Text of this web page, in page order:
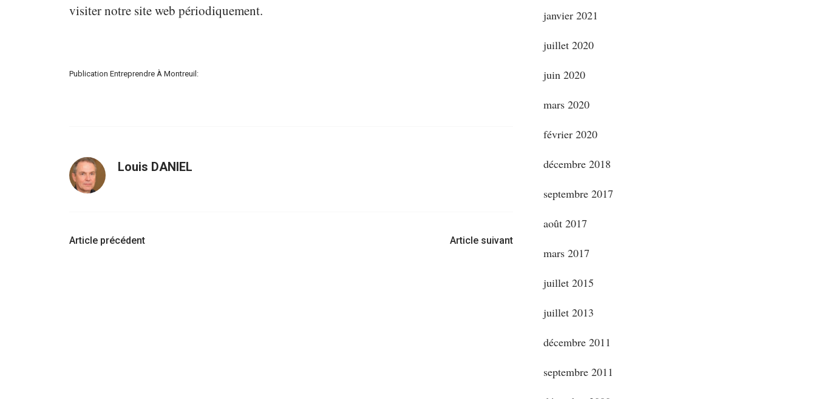
visiter notre site web périodiquement.
Publication Entreprendre À Montreuil:
Louis DANIEL
Navigation
Article précédent Article suivant
janvier 2021
juillet 2020
juin 2020
mars 2020
février 2020
décembre 2018
septembre 2017
août 2017
mars 2017
juillet 2015
juillet 2013
décembre 2011
septembre 2011